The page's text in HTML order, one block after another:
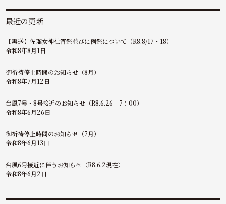
最近の更新
【再送】佐瑠女神社宵祭並びに例祭について（R8.8/17・18）
令和8年8月1日
御祈祷停止時間のお知らせ（8月）
令和8年7月12日
台風7号・8号接近のお知らせ（R8.6.26 7：00）
令和8年6月26日
御祈祷停止時間のお知らせ（7月）
令和8年6月13日
台風6号接近に伴うお知らせ（R8.6.2現在）
令和8年6月2日